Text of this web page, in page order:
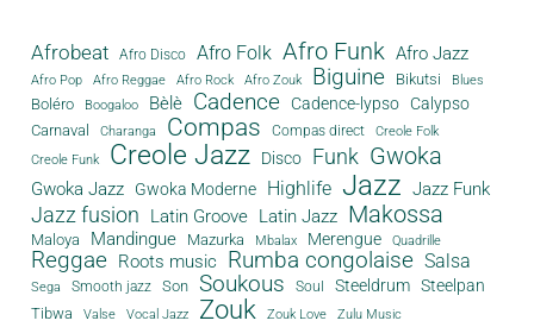
Afrobeat Afro Disco Afro Folk Afro Funk Afro Jazz
Afro Pop Afro Reggae Afro Rock Afro Zouk Biguine Bikutsi Blues
Boléro Boogaloo Bèlè Cadence Cadence-lypso Calypso
Carnaval Charanga Compas Compas direct
Creole Folk
Creole Funk
Creole Jazz Disco Funk Gwoka
Gwoka Jazz Gwoka Moderne Highlife Jazz Jazz Funk
Jazz fusion Latin Groove Latin Jazz Makossa
Maloya Mandingue Mazurka Mbalax Merengue Quadrille
Reggae Roots music Rumba congolaise Salsa
Sega Smooth jazz Son Soukous Soul Steeldrum Steelpan
Tibwa Valse Vocal Jazz Zouk Zouk Love Zulu Music